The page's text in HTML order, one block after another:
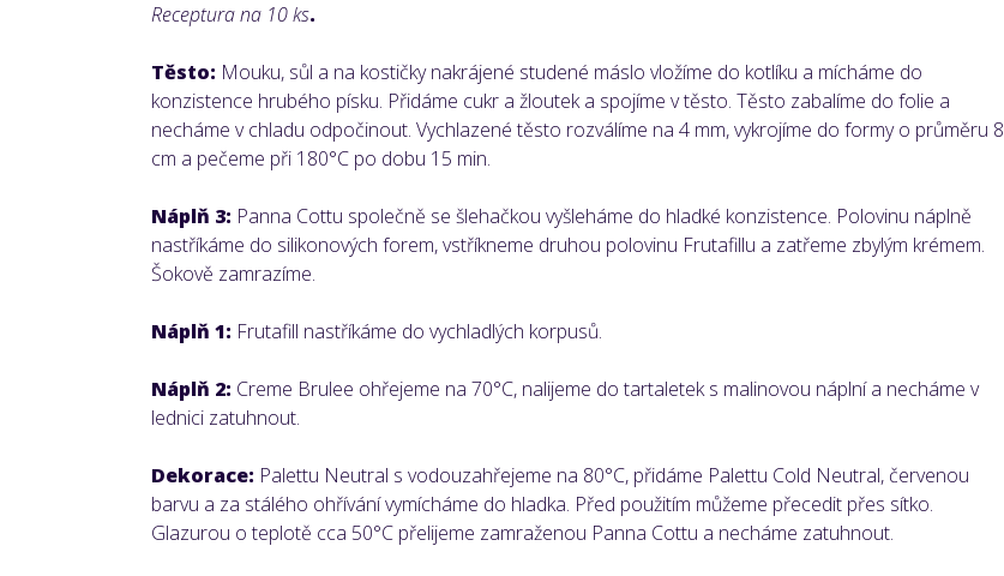
Receptura na 10 ks.
Těsto: Mouku, sůl a na kostičky nakrájené studené máslo vložíme do kotlíku a mícháme do
konzistence hrubého písku. Přidáme cukr a žloutek a spojíme v těsto. Těsto zabalíme do folie a
necháme v chladu odpočinout. Vychlazené těsto rozválíme na 4 mm, vykrojíme do formy o průměru 8
cm a pečeme při 180°C po dobu 15 min.
Náplň 3: Panna Cottu společně se šlehačkou vyšleháme do hladké konzistence. Polovinu náplně
nastříkáme do silikonových forem, vstříkneme druhou polovinu Frutafillu a zatřeme zbylým krémem.
Šokově zamrazíme.
Náplň 1: Frutafill nastříkáme do vychladlých korpusů.
Náplň 2: Creme Brulee ohřejeme na 70°C, nalijeme do tartaletek s malinovou náplní a necháme v
lednici zatuhnout.
Dekorace: Palettu Neutral s vodouzahřejeme na 80°C, přidáme Palettu Cold Neutral, červenou
barvu a za stálého ohřívání vymícháme do hladka. Před použitím můžeme přecedit přes sítko.
Glazurou o teplotě cca 50°C přelijeme zamraženou Panna Cottu a necháme zatuhnout.